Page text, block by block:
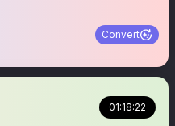
Convert
01:18:22